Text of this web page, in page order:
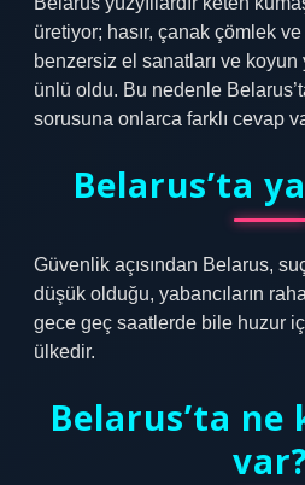
üretiyor; hasır, çanak çömlek
benzersiz el sanatları ve
ünlü oldu. Bu nedenle
sorusuna onlarca farklı cevap
Belarus’ta
Güvenlik açısından Belarus,
düşük olduğu, yabancıların
gece geç saatlerde bile huzur
ülkedir.
Belarus’ta